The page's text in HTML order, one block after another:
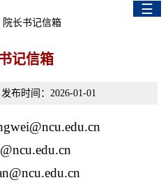
☰
院长书记信箱
记信箱
布时间：2026-01-01